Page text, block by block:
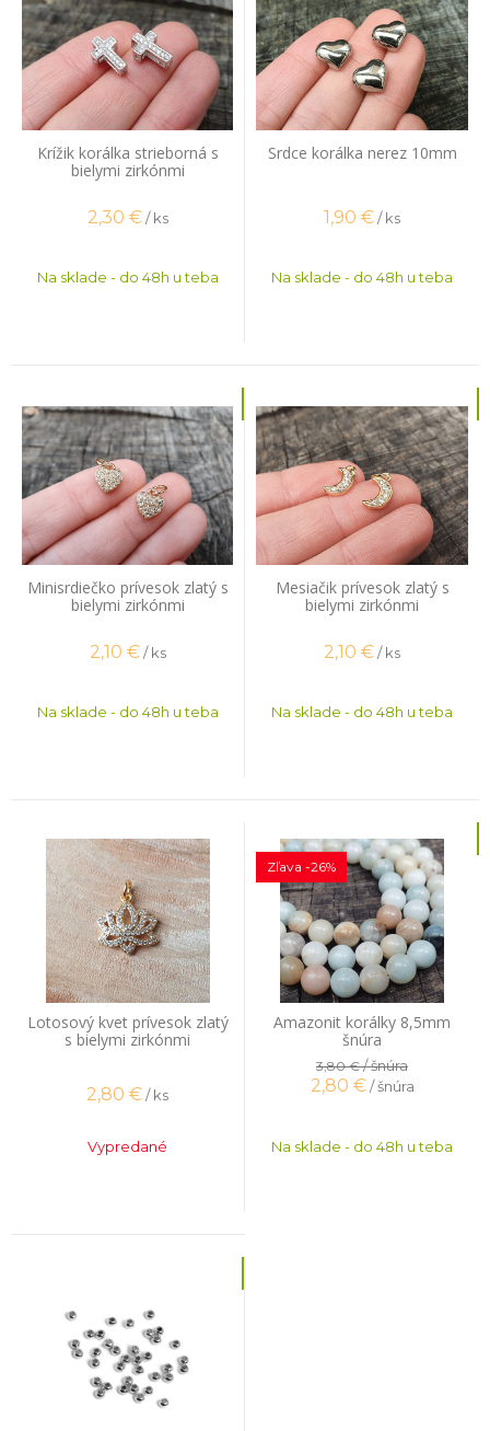
Krížik korálka strieborná s
bielymi zirkónmi
2,30 € / ks
Na sklade - do 48h u teba
Srdce korálka nerez 10mm
1,90 €/ ks
Na sklade - do 48h u teba
Minisrdiečko prívesok zlatý s
bielymi zirkónmi
2,10 € / ks
Na sklade - do 48h u teba
Mesiačik prívesok zlatý s
bielymi zirkónmi
2,10 €/ ks
Na sklade - do 48h u teba
Lotosový kvet prívesok zlatý
s bielymi zirkónmi
2,80 €/ ks
Vypredané
Amazonit korálky 8,5mm
šnúra
Zľava -26%
3,80 €/ šnúra
2,80 € / šnúra
Na sklade - do 48h u teba